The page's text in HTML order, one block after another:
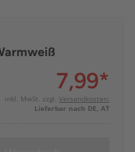
7,99*
inkl. MwSt. zzgl. Versandkosten:
Lieferbar nach DE, AT